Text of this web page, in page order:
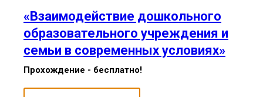
«Взаимодействие дошкольного
образовательного учреждения и
семьи в современных условиях»
Прохождение - бесплатно!